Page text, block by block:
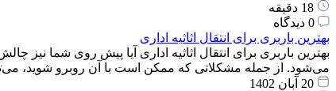
18 دقیقه
0 دیدگاه
بهترین باربری برای انتقال اثاثیه اداری
بهترین باربری برای انتقال اثاثیه اداری آیا پیش روی شما نیز
می‌شود. از جمله مشکلاتی که ممکن است با آن روبرو شوید،
20 آبان 1402